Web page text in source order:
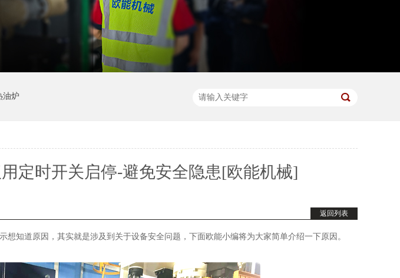
油炉
定时开关启停-避免安全隐患[欧能机械]
返回列表
知道原因，其实就是涉及到关于设备安全问题，下面欧能小编将为大家简单介绍一下原因。